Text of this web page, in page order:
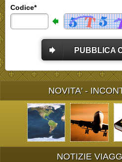
Codice*
PUBBLICA
NOVITA' -
NOTIZIE